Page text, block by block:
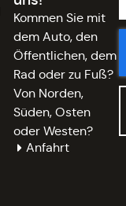
Kommen Sie mit
dem Auto, den
Öffentlichen, dem
Rad oder zu Fuß?
Von Norden,
Süden, Osten
oder Westen?
Anfahrt